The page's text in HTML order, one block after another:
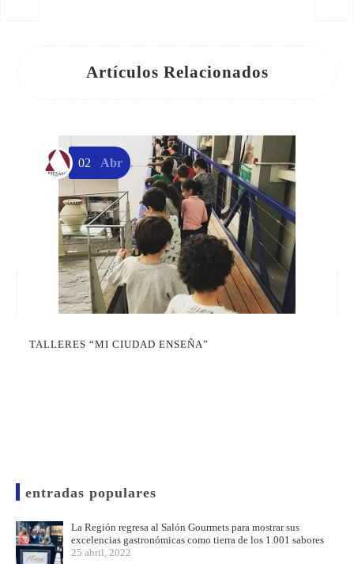
Artículos Relacionados
TALLERES “MI CIUDAD ENSEÑA”
02 Abr
entradas populares
La Región regresa al Salón Gourmets para mostrar sus
excelencias gastronómicas como tierra de los 1.001 sabores
25 abril, 2022